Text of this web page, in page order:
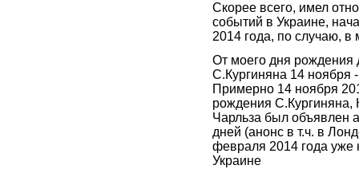
Скорее всего, имел
событий в Украине,
2014 года, по случаю,
От моего дня рождения
С.Кургиняна 14 ноября
Примерно 14 ноября
рождения С.Кургиняна,
Чарльза был объявлен
дней (анонс в т.ч. в
февраля 2014 года уже
Украине